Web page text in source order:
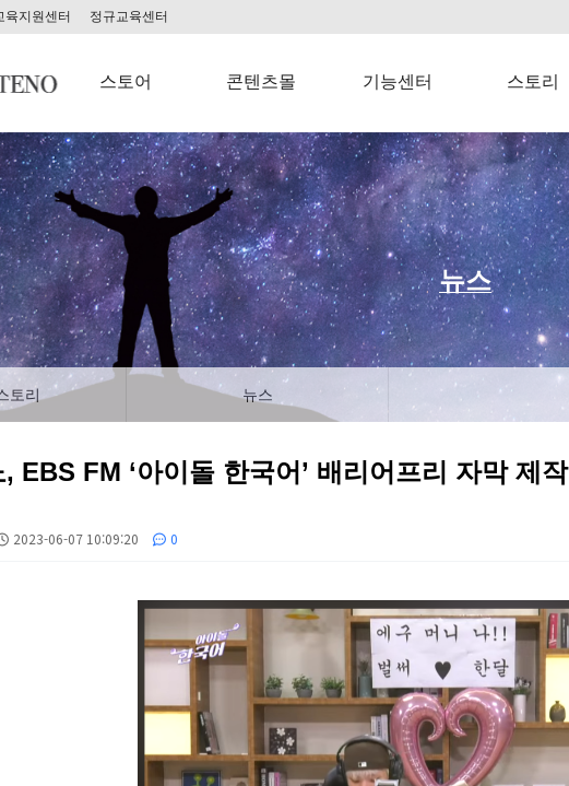
육지원센터 정규교육센터
스토어 콘텐츠몰 기능센터 스토리
뉴스
토리 뉴스
EBS FM ‘아이돌 한국어’ 배리어프리 자막 제작
2023-06-07 10:09:20 0